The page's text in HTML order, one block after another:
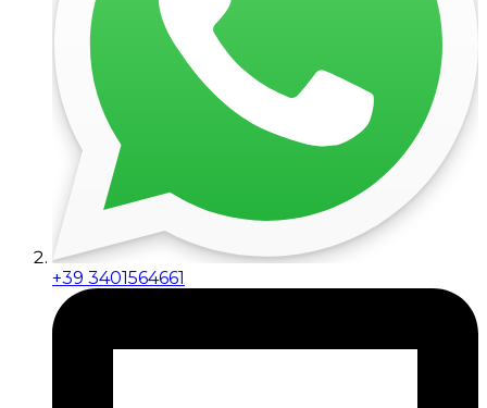
+39 3401564661